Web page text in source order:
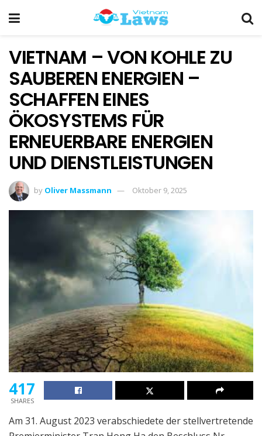
VIETNAM – VON KOHLE ZU
SAUBEREN ENERGIEN –
SCHAFFEN EINES
ÖKOSYSTEMS FÜR
ERNEUERBARE ENERGIEN
UND DIENSTLEISTUNGEN
by Oliver Massmann Oktober 9, 2025
417
SHARES
Am 31. August 2023 verabschiedete der stellvertretende